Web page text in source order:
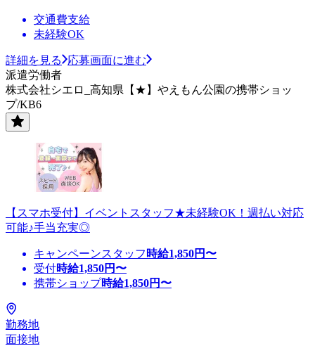
交通費支給
未経験OK
詳細を見る
応募画面に進む
派遣労働者
株式会社シエロ_高知県【★】やえもん公園の携帯ショッ
プ/KB6
【スマホ受付】イベントスタッフ★未経験OK！週払い対応
可能♪手当充実◎
キャンペーンスタッフ 時給1,850円〜
受付時給1,850円〜
携帯ショップ時給1,850円〜
勤務地
面接地